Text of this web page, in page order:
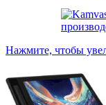
Нажмите, чтобы